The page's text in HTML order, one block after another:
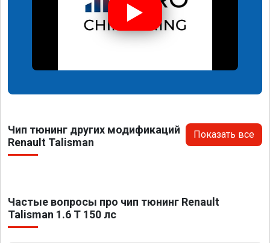
Чип тюнинг других модификаций
Renault Talisman
Показать все
Частые вопросы про чип тюнинг Renault
Talisman 1.6 T 150 лс